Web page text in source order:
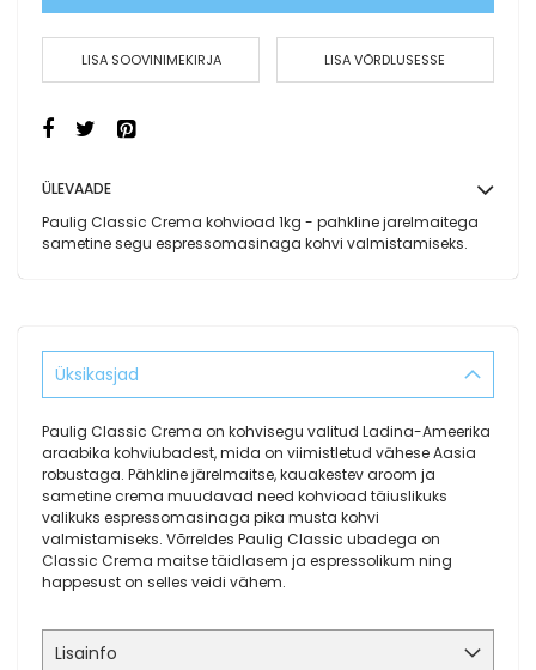
LISA SOOVINIMEKIRJA LISA VÕRDLUSESSE
ÜLEVAADE
Paulig Classic Crema kohvioad 1kg - pahkline jarelmaitega
sametine segu espressomasinaga kohvi valmistamiseks.
Üksikasjad
Paulig Classic Crema on kohvisegu valitud Ladina-Ameerika
araabika kohviubadest, mida on viimistletud vähese Aasia
robustaga. Pähkline järelmaitse, kauakestev aroom ja
sametine crema muudavad need kohvioad täiuslikuks
valikuks espressomasinaga pika musta kohvi
valmistamiseks. Võrreldes Paulig Classic ubadega on
Classic Crema maitse täidlasem ja espressolikum ning
happesust on selles veidi vähem.
Lisainfo